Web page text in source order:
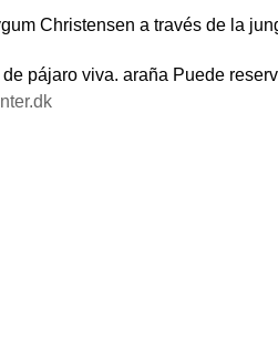
Christensen a través de la
pájaro viva. araña Puede